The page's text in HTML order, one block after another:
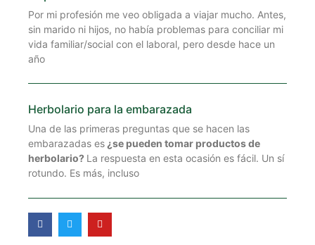
Por mi profesión me veo obligada a viajar mucho. Antes,
sin marido ni hijos, no había problemas para conciliar mi
vida familiar/social con el laboral, pero desde hace un
año
Herbolario para la embarazada
Una de las primeras preguntas que se hacen las
embarazadas es¿se pueden tomar productos de
herbolario? La respuesta en esta ocasión es fácil. Un sí
rotundo. Es más, incluso
F
a
c
T
w
i
Y
o
u